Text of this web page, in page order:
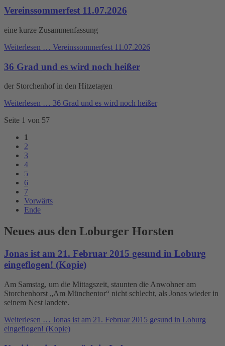
Vereinssommerfest 11.07.2026
eine kurze Zusammenfassung
Weiterlesen … Vereinssommerfest 11.07.2026
36 Grad und es wird noch heißer
der Storchenhof in den Hitzetagen
Weiterlesen … 36 Grad und es wird noch heißer
Seite 1 von 57
1
2
3
4
5
6
7
Vorwärts
Ende
Neues aus den Loburger Horsten
Jonas ist am 21. Februar 2015 gesund in Loburg
eingeflogen! (Kopie)
Am Samstag, um die Mittagszeit, staunten die Anwohner am
Storchenhorst „Am Münchentor“ nicht schlecht, als Jonas wieder in
seinem Nest landete.
Weiterlesen … Jonas ist am 21. Februar 2015 gesund in Loburg
eingeflogen! (Kopie)